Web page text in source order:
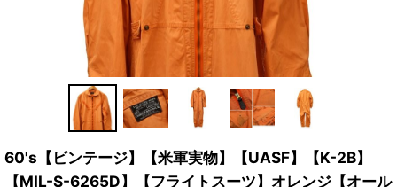
60's【ビンテージ】【米軍実物】【UASF】【K-2B】
【MIL-S-6265D】【フライトスーツ】オレンジ【オール